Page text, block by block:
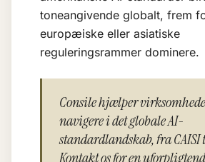
toneangivende globalt, frem
europæiske eller asiatiske
reguleringsrammer dominere.
Consile hjælper
navigere i det globale AI-
standardlandskab, fra CAISI
Kontakt os for en